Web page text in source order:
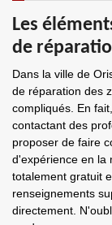
Les
de
Dans la ville de
de réparation des
compliqués. En
contactant des
proposer de faire
d'expérience en la
totalement gratuit
renseignements
directement.